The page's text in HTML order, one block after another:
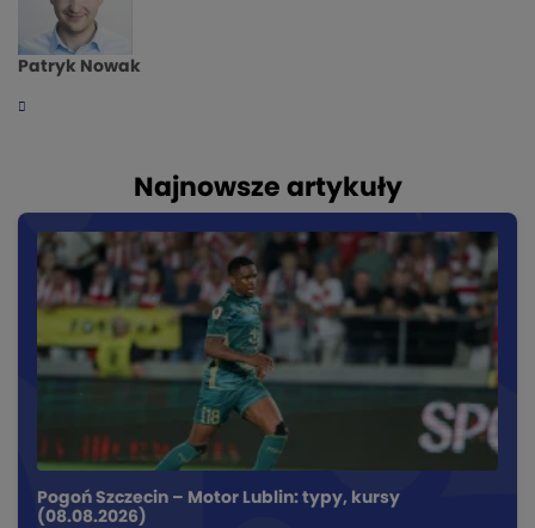
Patryk Nowak
Najnowsze artykuły
Pogoń Szczecin – Motor Lublin: typy, kursy
(08.08.2026)